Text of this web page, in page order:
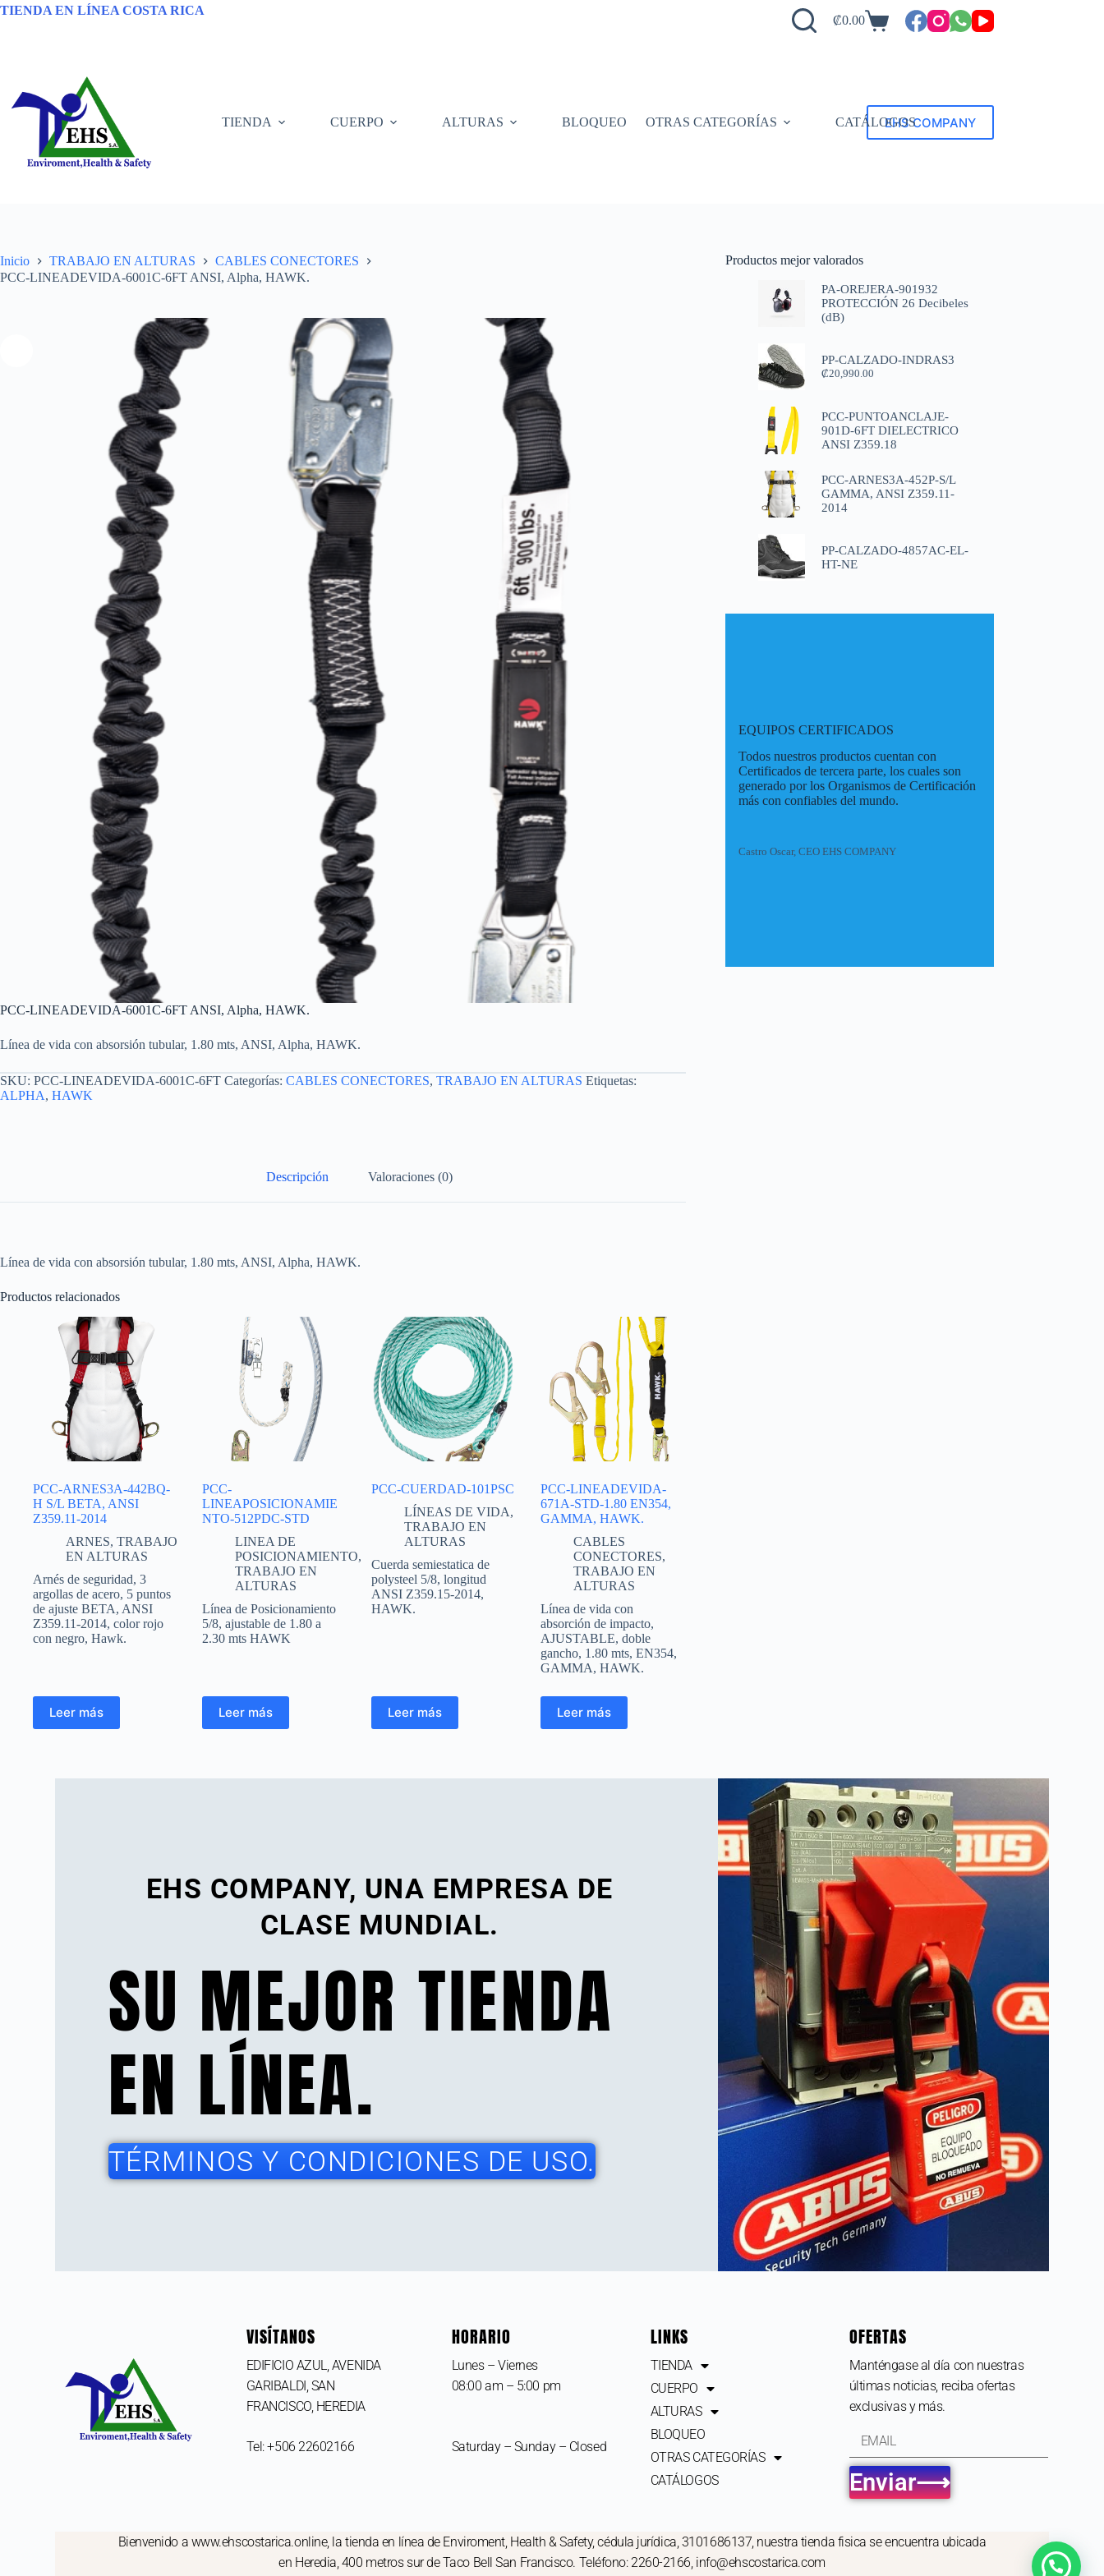
TIENDA EN LÍNEA COSTA RICA
₡0.00
TIENDA CUERPO ALTURAS BLOQUEO OTRAS CATEGORÍAS CATÁLOGOSEHS COMPANY
Inicio TRABAJO EN ALTURAS
CABLES CONECTORES
PCC-LINEADEVIDA-6001C-6FT ANSI, Alpha, HAWK.
PCC-LINEADEVIDA-6001C-6FT ANSI, Alpha, HAWK.
Línea de vida con absorsión tubular, 1.80 mts, ANSI, Alpha, HAWK.
SKU: PCC-LINEADEVIDA-6001C-6FT Categorías: CABLES CONECTORES, TRABAJO EN ALTURAS Etiquetas:
ALPHA, HAWK
Descripción Valoraciones (0)
Línea de vida con absorsión tubular, 1.80 mts, ANSI, Alpha, HAWK.
Productos relacionados
PCC-ARNES3A-442BQ-
H S/L BETA, ANSI
Z359.11-2014
ARNES, TRABAJO
EN ALTURAS
Arnés de seguridad, 3
argollas de acero, 5 puntos
de ajuste BETA, ANSI
Z359.11-2014, color rojo
con negro, Hawk.
Leer más
PCC-
LINEAPOSICIONAMIE
NTO-512PDC-STD
LINEA DE
POSICIONAMIENTO,
TRABAJO EN
ALTURAS
Línea de Posicionamiento
5/8, ajustable de 1.80 a
2.30 mts HAWK
Leer más
PCC-CUERDAD-101PSC
LÍNEAS DE VIDA,
TRABAJO EN
ALTURAS
Cuerda semiestatica de
polysteel 5/8, longitud
ANSI Z359.15-2014,
HAWK.
Leer más
PCC-LINEADEVIDA-
671A-STD-1.80 EN354,
GAMMA, HAWK.
CABLES
CONECTORES,
TRABAJO EN
ALTURAS
Línea de vida con
absorción de impacto,
AJUSTABLE, doble
gancho, 1.80 mts, EN354,
GAMMA, HAWK.
Leer más
Productos mejor valorados
PA-OREJERA-901932
PROTECCIÓN 26 Decibeles
(dB)
PP-CALZADO-INDRAS3
₡20,990.00
PCC-PUNTOANCLAJE-
901D-6FT DIELECTRICO
ANSI Z359.18
PCC-ARNES3A-452P-S/L
GAMMA, ANSI Z359.11-
2014
PP-CALZADO-4857AC-EL-
HT-NE
EQUIPOS CERTIFICADOS
Todos nuestros productos cuentan con
Certificados de tercera parte, los cuales son
generado por los Organismos de Certificación
más con confiables del mundo.
Castro Oscar, CEO EHS COMPANY
EHS COMPANY, UNA EMPRESA DE
CLASE MUNDIAL.
SU MEJOR TIENDA
EN LÍNEA.
TÉRMINOS Y CONDICIONES DE USO.
VISÍTANOS
EDIFICIO AZUL, AVENIDA
GARIBALDI, SAN
FRANCISCO, HEREDIA
Tel: +506 22602166
HORARIO
Lunes – Viernes
08:00 am – 5:00 pm
Saturday – Sunday – Closed
LINKS
TIENDA
CUERPO
ALTURAS
BLOQUEO
OTRAS CATEGORÍAS
CATÁLOGOS
OFERTAS
Manténgase al día con nuestras
últimas noticias, reciba ofertas
exclusivas y más.
Enviar⟶
Bienvenido a www.ehscostarica.online, la tienda en línea de Enviroment, Health & Safety, cédula jurídica, 3101686137, nuestra tienda fisica se encuentra ubicada
en Heredia, 400 metros sur de Taco Bell San Francisco. Teléfono: 2260-2166, info@ehscostarica.com